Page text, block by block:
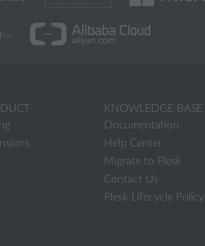
KNOWLEDGE BASE
Documentation
Help Center
Migrate to Plesk
Contact Us
Plesk Lifecycle Policy